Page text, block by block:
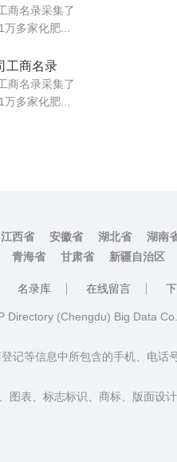
商名录采集了
多家化肥...
工商名录
商名录采集了
多家化肥...
江西省 安徽省 湖北省 湖南
青海省 甘肃省 新疆自治区
名录库 在线留言
Directory (Chengdu) Big Data
等信息中所包含的手机、电
表、标志标识、商标、版面设